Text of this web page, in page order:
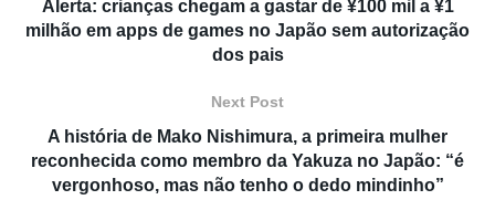
Alerta: crianças chegam a gastar de ¥100 mil a ¥1
milhão em apps de games no Japão sem autorização
dos pais
Next Post
A história de Mako Nishimura, a primeira mulher
reconhecida como membro da Yakuza no Japão: “é
vergonhoso, mas não tenho o dedo mindinho”